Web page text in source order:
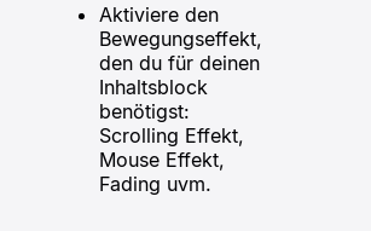
Aktiviere den
Bewegungseffekt,
den du für deinen
Inhaltsblock
benötigst:
Scrolling Effekt,
Mouse Effekt,
Fading uvm.